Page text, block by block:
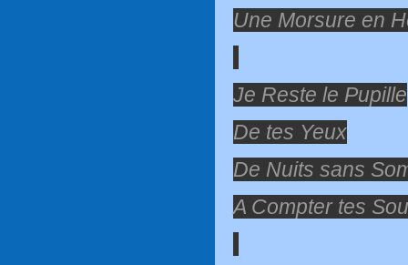
Une Morsure en
Je Reste le Pupille
De tes Yeux
De Nuits sans
A Compter tes